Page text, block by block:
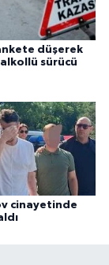
düşerek
sürücü
cinayetinde